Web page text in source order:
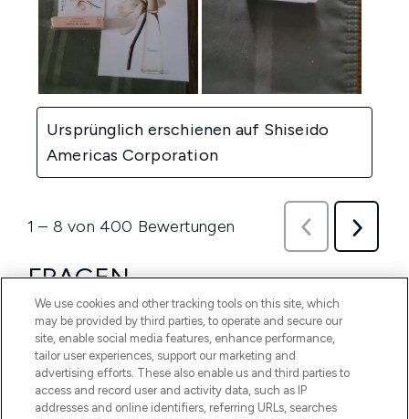
We use cookies and other tracking tools on this site, which
may be provided by third parties, to operate and secure our
site, enable social media features, enhance performance,
tailor user experiences, support our marketing and
advertising efforts. These also enable us and third parties to
access and record user and activity data, such as IP
addresses and online identifiers, referring URLs, searches